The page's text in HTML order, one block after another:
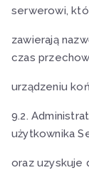
serwerowi,
zawierają
czas
urządzeniu
9.2.
użytkownika
oraz uzyskuje